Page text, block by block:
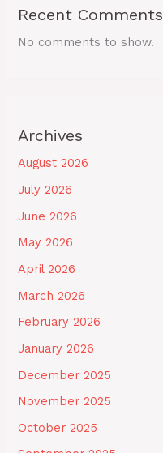
Recent Comments
No comments to show.
Archives
August 2026
July 2026
June 2026
May 2026
April 2026
March 2026
February 2026
January 2026
December 2025
November 2025
October 2025